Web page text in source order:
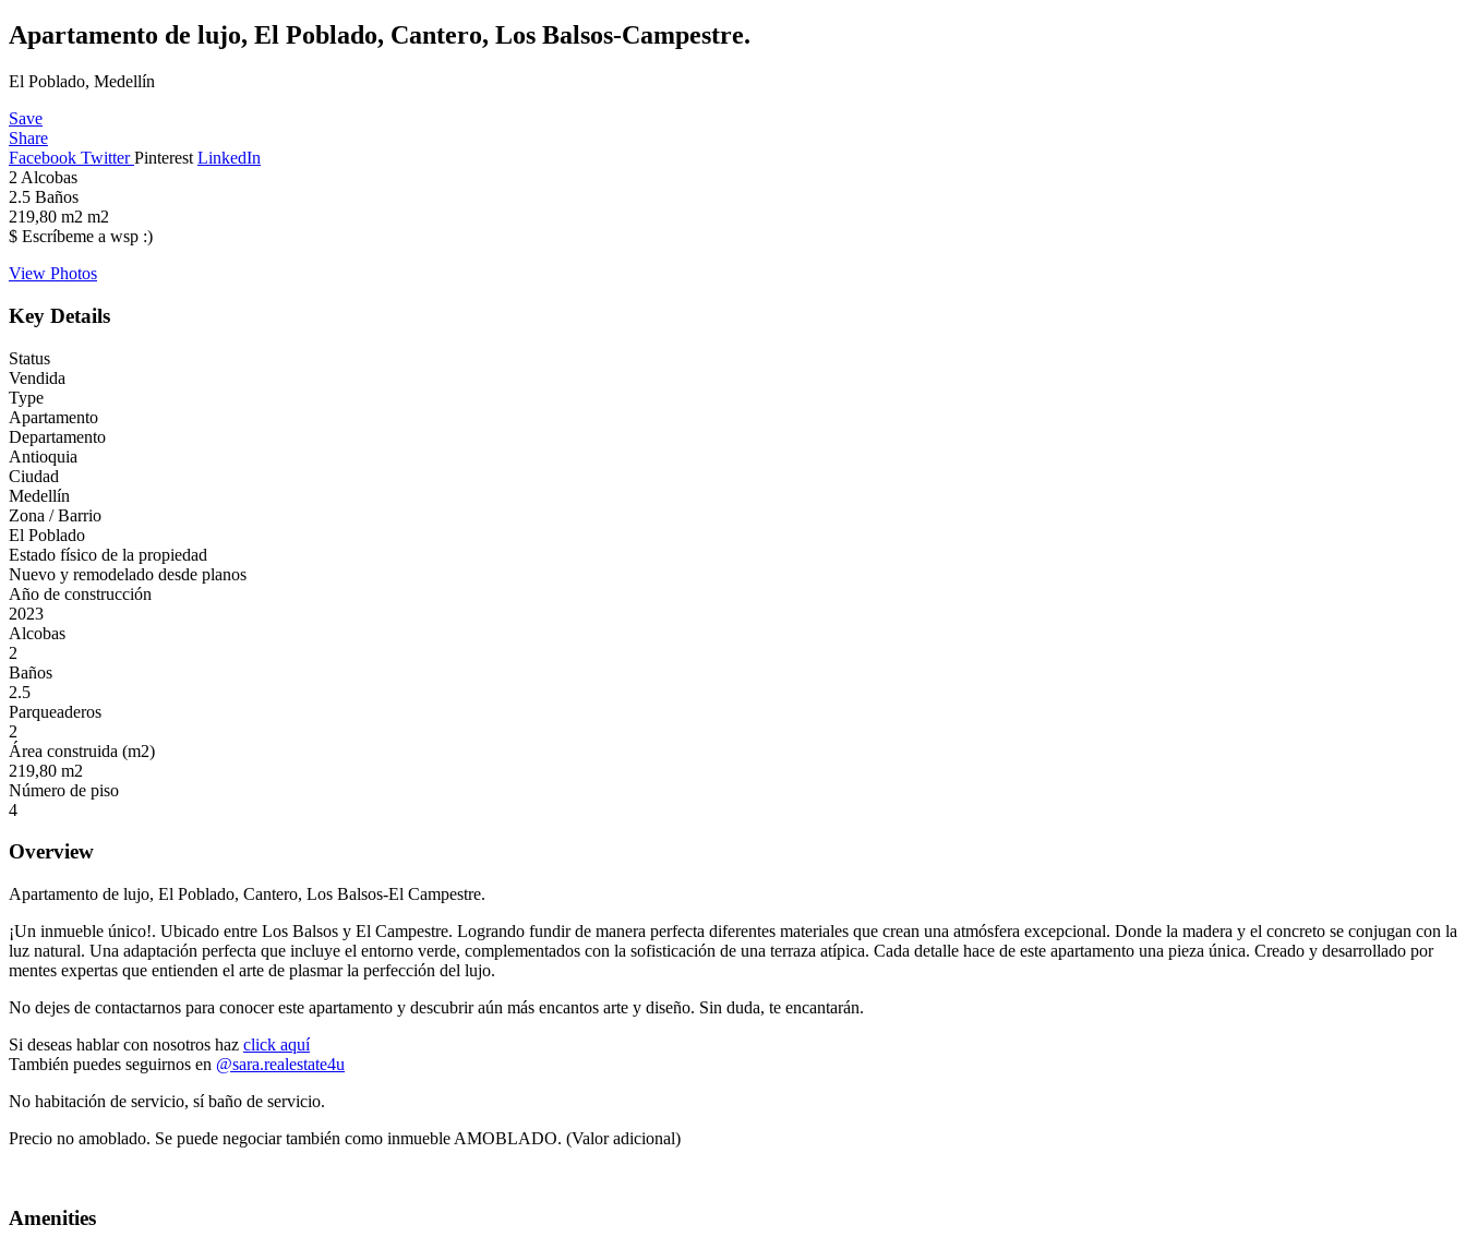
Apartamento de lujo, El Poblado, Cantero, Los Balsos-Campestre.
El Poblado, Medellín
Save
Share
Facebook TwitterPinterest LinkedIn
2 Alcobas
2.5 Baños
219,80 m2 m2
$ Escríbeme a wsp :)
View Photos
Key Details
Status
Vendida
Type
Apartamento
Departamento
Antioquia
Ciudad
Medellín
Zona / Barrio
El Poblado
Estado físico de la propiedad
Nuevo y remodelado desde planos
Año de construcción
2023
Alcobas
2
Baños
2.5
Parqueaderos
2
Área construida (m2)
219,80 m2
Número de piso
4
Overview
Apartamento de lujo, El Poblado, Cantero, Los Balsos-El Campestre.
¡Un inmueble único!. Ubicado entre Los Balsos y El Campestre. Logrando fundir de manera perfecta diferentes materiales que crean una atmósfera excepcional. Donde la madera y el concreto se conjugan con la
luz natural. Una adaptación perfecta que incluye el entorno verde, complementados con la sofisticación de una terraza atípica. Cada detalle hace de este apartamento una pieza única. Creado y desarrollado por
mentes expertas que entienden el arte de plasmar la perfección del lujo.
No dejes de contactarnos para conocer este apartamento y descubrir aún más encantos arte y diseño. Sin duda, te encantarán.
Si deseas hablar con nosotros haz click aquí
También puedes seguirnos en @sara.realestate4u
No habitación de servicio, sí baño de servicio.
Precio no amoblado. Se puede negociar también como inmueble AMOBLADO. (Valor adicional)
Amenities